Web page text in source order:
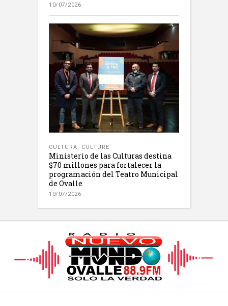
10/07/2026
CULTURA, CULTURE
Ministerio de las Culturas destina
$70 millones para fortalecer la
programación del Teatro Municipal
de Ovalle
10/07/2026